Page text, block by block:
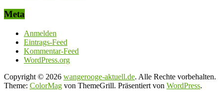
Meta
Anmelden
Eintrags-Feed
Kommentar-Feed
WordPress.org
Copyright © 2026 wangerooge-aktuell.de. Alle Rechte vorbehalten.
Theme: ColorMag von ThemeGrill. Präsentiert von WordPress.